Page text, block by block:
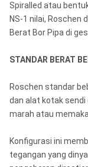
Spiralled atau
NS-1 nilai, Roschen
Berat Bor Pipa di
STANDAR BERAT
Roschen standar
dan alat kotak
marah atau
Konfigurasi ini
tegangan yang